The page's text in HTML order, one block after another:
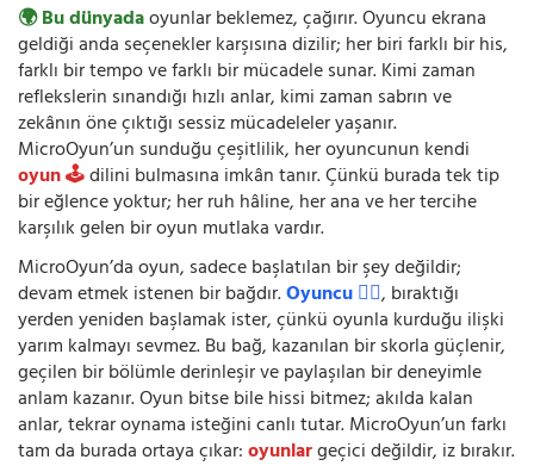
🌍 Bu dünyadaoyunlar beklemez, çağırır. Oyuncu ekrana
geldiği anda seçenekler karşısına dizilir; her biri farklı bir his,
farklı bir tempo ve farklı bir mücadele sunar. Kimi zaman
reflekslerin sınandığı hızlı anlar, kimi zaman sabrın ve
zekânın öne çıktığı sessiz mücadeleler yaşanır.
MicroOyun’un sunduğu çeşitlilik, her oyuncunun kendi
oyun 🕹️dilini bulmasına imkân tanır. Çünkü burada tek tip
bir eğlence yoktur; her ruh hâline, her ana ve her tercihe
karşılık gelen bir oyun mutlaka vardır.
MicroOyun’da oyun, sadece başlatılan bir şey değildir;
devam etmek istenen bir bağdır.Oyuncu 🧍‍♂️, bıraktığı
yerden yeniden başlamak ister, çünkü oyunla kurduğu ilişki
yarım kalmayı sevmez. Bu bağ, kazanılan bir skorla güçlenir,
geçilen bir bölümle derinleşir ve paylaşılan bir deneyimle
anlam kazanır. Oyun bitse bile hissi bitmez; akılda kalan
anlar, tekrar oynama isteğini canlı tutar. MicroOyun’un farkı
tam da burada ortaya çıkar:oyunlargeçici değildir, iz bırakır.